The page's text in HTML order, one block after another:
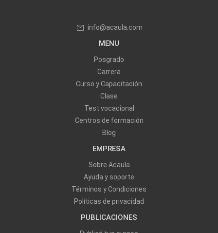
info@acaula.com
MENU
Posgrado
Carrera
Curso y Capacitación
Clase
Test vocacional
Centros de formación
Blog
EMPRESA
Sobre Acaula
Ayuda y soporte
Términos y Condiciones
Políticas de privacidad
PUBLICACIONES